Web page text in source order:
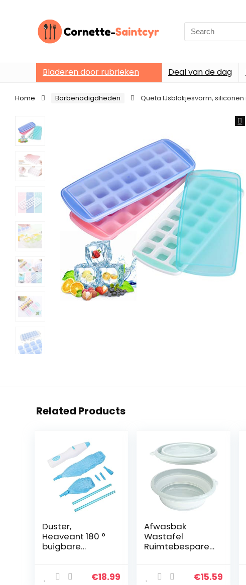
Search
for:
Bladeren door rubrieken Deal van de dag
Home Barbenodigdheden Queta IJsblokjesvorm,
Related Products
Duster,
Heaveant 180 °
buigbare
Jaloezieën
€18.99
Afwasbak
Wastafel
Ruimtebesparen
keuken om te
€15.59